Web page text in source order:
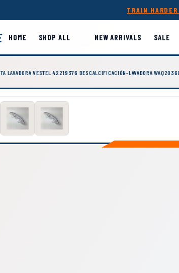
TRAIN
HOME SHOP ALL NEW ARRIVALS SALE
LAVADORA VESTEL 42219376 DESCALCIFICACIÓN-LAVADORA